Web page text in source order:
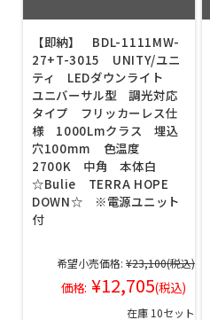
【即納】 BDL-1111MW-
27+T-3015 UNITY/ユニ
ティ LEDダウンライト
ユニバーサル型 調光対応
タイプ フリッカーレス仕
様 1000Lmクラス 埋込
穴100mm 色温度
2700K 中角 本体白
☆Bulie TERRA HOPE
DOWN☆ ※電源ユニット
付
希望小売価格: ¥23,100(税込)
価格: ¥12,705(税込)
在庫 10セット